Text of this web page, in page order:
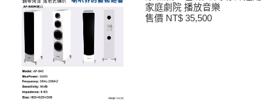
家庭劇院 播放音樂
售價 NT$ 35,500